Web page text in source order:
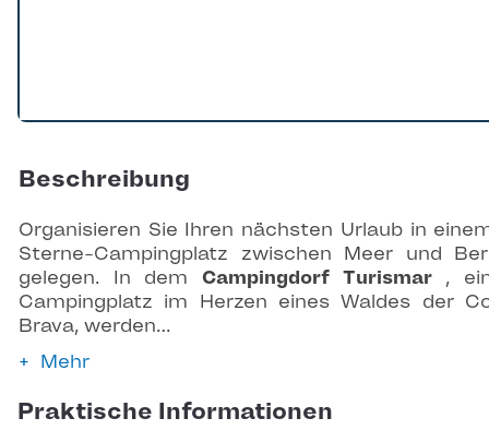
Beschreibung
Organisieren Sie Ihren nächsten Urlaub in
Sterne-Campingplatz zwischen Meer und
gelegen. In dem Campingdorf Turismar ,
Campingplatz im Herzen eines Waldes der
Brava, werden…
Mehr
Praktische Informationen